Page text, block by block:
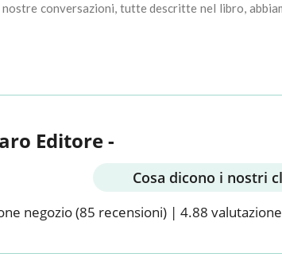
conversazioni, tutte descritte nel libro,
Editore -
Cosa dicono i nostri
negozio(85 recensioni) | 4.88